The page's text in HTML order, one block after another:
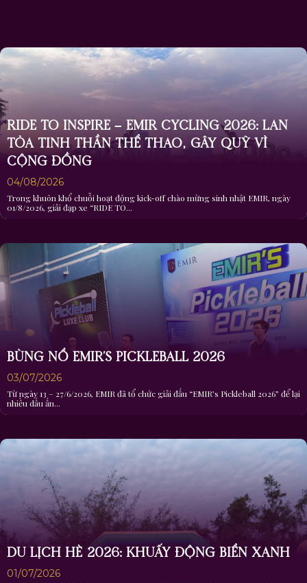
RIDE TO INSPIRE – EMIR CYCLING 2026: LAN
TỎA TINH THẦN THỂ THAO, GÂY QUỸ VÌ
CỘNG ĐỒNG
04/08/2026
Trong khuôn khổ chuỗi hoạt động kick-off chào mừng sinh nhật EMIR, ngày
01/8/2026, giải đạp xe “RIDE TO...
BÙNG NỔ EMIR’S PICKLEBALL 2026
03/07/2026
Từ ngày 13 – 27/6/2026, EMIR đã tổ chức giải đấu “EMIR’s Pickleball 2026” để lại
nhiều dấu ấn...
DU LỊCH HÈ 2026: KHUẤY ĐỘNG BIỂN XANH
01/07/2026